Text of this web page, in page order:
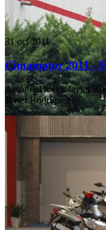
31 oct 2011
Cimamotor 2011 -
Autor del texto: Javier
Javier Rodríguez